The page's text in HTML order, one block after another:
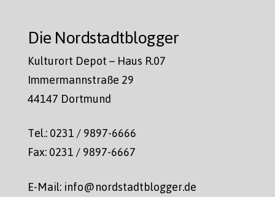
Die Nordstadtblogger
Kulturort Depot – Haus R.07
Immermannstraße 29
44147 Dortmund
Tel.: 0231 / 9897-6666
Fax: 0231 / 9897-6667
E-Mail: info@nordstadtblogger.de